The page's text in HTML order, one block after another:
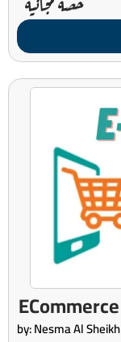
by: Nesma Al Sheikh